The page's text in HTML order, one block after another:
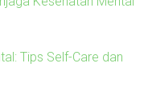
Tips Self-Care dan